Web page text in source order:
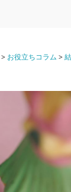
> お役立ちコラム >